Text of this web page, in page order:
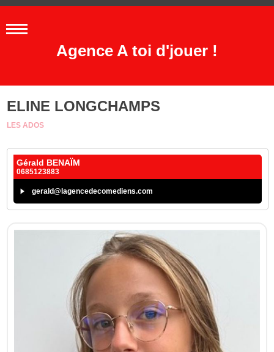
Agence A toi d'jouer !
ELINE LONGCHAMPS
LES ADOS
Gérald BENAÏM
0685123883
gerald@lagencedecomediens.com